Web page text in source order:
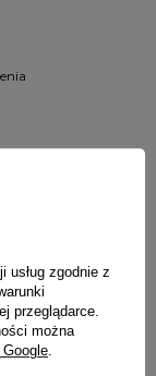
dzięki czemu
sportowych
pasuje do:
usług zgodnie z
przeglądarce.
można
.